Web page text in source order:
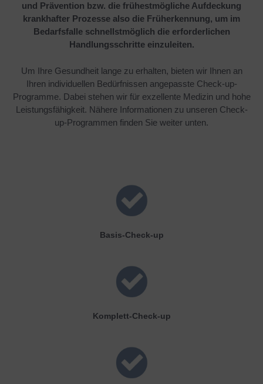
und Prävention bzw. die frühestmögliche Aufdeckung
krankhafter Prozesse also die Früherkennung, um im
Bedarfsfalle schnellstmöglich die erforderlichen
Handlungsschritte einzuleiten.
Um Ihre Gesundheit lange zu erhalten, bieten wir Ihnen an
Ihren individuellen Bedürfnissen angepasste Check-up-
Programme. Dabei stehen wir für exzellente Medizin und hohe
Leistungsfähigkeit. Nähere Informationen zu unseren Check-
up-Programmen finden Sie weiter unten.
Basis-Check-up
Komplett-Check-up